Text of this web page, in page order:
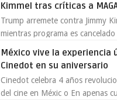
Kimmel tras críticas a
Trump arremete contra Jimmy
mientras programa es
México vive la experiencia
Cinedot en su aniversario
Cinedot celebra 4 años
del cine en Méxic o En apenas